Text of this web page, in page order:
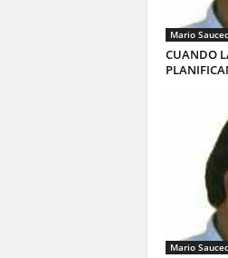
Mario
CUANDO
Mario